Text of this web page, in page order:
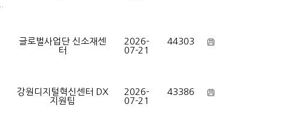
글로벌사업단 신소재센
터
2026-
07-21
44303
강원디지털혁신센터 DX
지원팀
2026-
07-21
43386